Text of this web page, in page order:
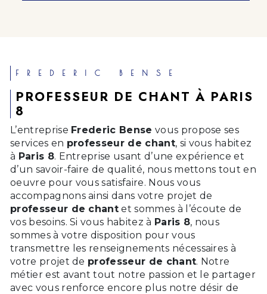
FREDERIC BENSE
PROFESSEUR DE CHANT À PARIS
8
L’entreprise Frederic Bense vous propose ses
services en professeur de chant, si vous habitez
à Paris 8. Entreprise usant d’une expérience et
d’un savoir-faire de qualité, nous mettons tout en
oeuvre pour vous satisfaire. Nous vous
accompagnons ainsi dans votre projet de
professeur de chant et sommes à l’écoute de
vos besoins. Si vous habitez à Paris 8, nous
sommes à votre disposition pour vous
transmettre les renseignements nécessaires à
votre projet de professeur de chant. Notre
métier est avant tout notre passion et le partager
avec vous renforce encore plus notre désir de